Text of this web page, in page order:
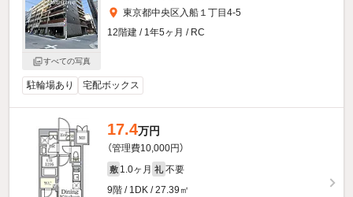
すべての写真
東京都中央区入船１丁目4-5
12階建 / 1年5ヶ月 / RC
駐輪場あり 宅配ボックス
17.4万円
（管理費10,000円）
敷 1.0ヶ月 礼 不要
9階 / 1DK / 27.39㎡